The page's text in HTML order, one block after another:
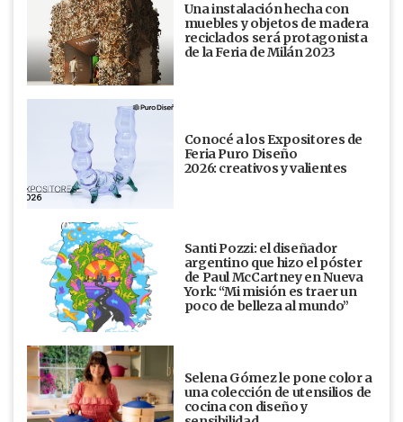
Una instalación hecha con
muebles y objetos de madera
reciclados será protagonista
de la Feria de Milán 2023
Conocé a los Expositores de
Feria Puro Diseño
2026: creativos y valientes
Santi Pozzi: el diseñador
argentino que hizo el póster
de Paul McCartney en Nueva
York: “Mi misión es traer un
poco de belleza al mundo”
Selena Gómez le pone color a
una colección de utensilios de
cocina con diseño y